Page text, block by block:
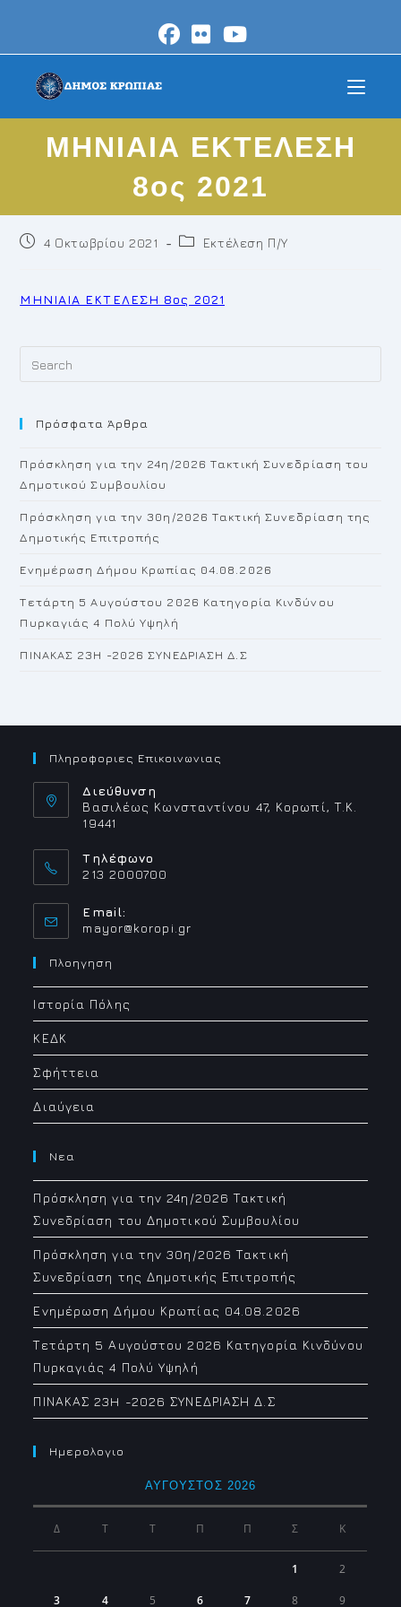
content
ΜΗΝΙΑΙΑ ΕΚΤΕΛΕΣΗ
8ος 2021
Post4 Οκτωβρίου 2021
PostΕκτέλεση Π/Υ
ΜΗΝΙΑΙΑ ΕΚΤΕΛΕΣΗ 8ος 2021
Πρόσφατα Άρθρα
Πρόσκληση για την 24η/2026 Τακτική Συνεδρίαση του
Δημοτικού Συμβουλίου
Πρόσκληση για την 30η/2026 Τακτική Συνεδρίαση της
Δημοτικής Επιτροπής
Ενημέρωση Δήμου Κρωπίας 04.08.2026
Τετάρτη 5 Αυγούστου 2026 Κατηγορία Κινδύνου
Πυρκαγιάς 4 Πολύ Υψηλή
ΠΙΝΑΚΑΣ 23H -2026 ΣΥΝΕΔΡΙΑΣΗ Δ.Σ
Πληροφοριες Επικοινωνιας
Διεύθυνση
Βασιλέως Κωνσταντίνου 47, Κορωπί, Τ.Κ.
19441
Τηλέφωνο
213 2000700
Email:
mayor@koropi.grOpens
Πλοηγηση
Ιστορία Πόλης
ΚΕΔΚ
Σφήττεια
Διαύγεια
Νεα
Πρόσκληση για την 24η/2026 Τακτική
Συνεδρίαση του Δημοτικού Συμβουλίου
Πρόσκληση για την 30η/2026 Τακτική
Συνεδρίαση της Δημοτικής Επιτροπής
Ενημέρωση Δήμου Κρωπίας 04.08.2026
Τετάρτη 5 Αυγούστου 2026 Κατηγορία Κινδύνου
Πυρκαγιάς 4 Πολύ Υψηλή
ΠΙΝΑΚΑΣ 23H -2026 ΣΥΝΕΔΡΙΑΣΗ Δ.Σ
Ημερολογιο
ΑΎΓΟΥΣΤΟΣ 2026
Δ Τ Τ Π Π Σ Κ
1 2
3 4 5 6 7 8 9